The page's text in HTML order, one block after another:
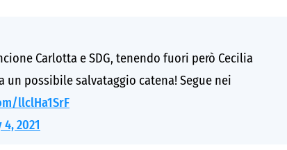
Carlotta e SDG, tenendo fuori però Cecilia
un possibile salvataggio catena! Segue nei
llclHa1SrF
2021